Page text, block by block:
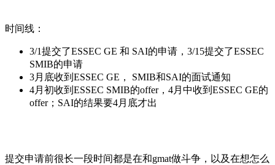
时间线：
3/1提交了ESSEC GE 和 SAI的申请，3/15提交了ESSEC
SMIB的申请
3月底收到ESSEC GE， SMIB和SAI的面试通知
4月初收到ESSEC SMIB的offer，4月中收到ESSEC GE的
offer；SAI的结果要4月底才出
提交申请前很长一段时间都是在和gmat做斗争，以及在想怎么